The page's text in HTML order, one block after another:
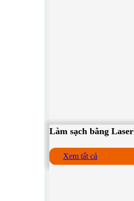
Làm sạch bằng Laser
Xem tất cả